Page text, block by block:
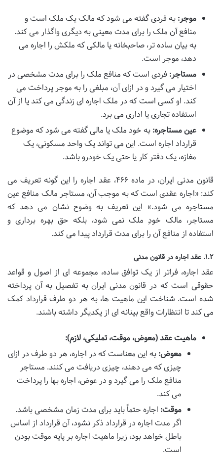
موجر: به فردی گفته می شود که مالک یک ملک است و
منافع آن ملک را برای مدت معینی به دیگری واگذار می کند.
به بیان ساده تر، صاحبخانه یا مالکی که ملکش را اجاره می
دهد، موجر است.
مستاجر: فردی است که منافع ملک را برای مدت مشخصی در
اختیار می گیرد و در ازای آن، مبلغی را به موجر پرداخت می
کند. او کسی است که در ملک اجاره ای زندگی می کند یا از آن
استفاده تجاری یا اداری می برد.
عین مستاجره: به خود ملک یا مالی گفته می شود که موضوع
قرارداد اجاره است. این می تواند یک واحد مسکونی، یک
مغازه، یک دفتر کار یا حتی یک خودرو باشد.
قانون مدنی ایران، در ماده ۴۶۶، عقد اجاره را این گونه تعریف می
کند: «اجاره عقدی است که به موجب آن، مستاجر مالک منافع عین
مستاجره می شود.» این تعریف به وضوح نشان می دهد که
مستاجر، مالک خودِ ملک نمی شود، بلکه حق بهره برداری و
استفاده از منافع آن را برای مدت قرارداد پیدا می کند.
۱.۲. عقد اجاره در قانون مدنی
عقد اجاره، فراتر از یک توافق ساده، مجموعه ای از اصول و قواعد
حقوقی است که در قانون مدنی ایران به تفصیل به آن پرداخته
شده است. شناخت این ماهیت ها، به هر دو طرف قرارداد کمک
می کند تا انتظارات واقع بینانه ای از یکدیگر داشته باشند.
ماهیت عقد (معوض، موقت، تملیکی، لازم):
معوض: به این معناست که در اجاره، هر دو طرف در ازای
چیزی که می دهند، چیزی دریافت می کنند. مستاجر
منافع ملک را می گیرد و در عوض، اجاره بها را پرداخت
می کند.
موقت: اجاره حتماً باید برای مدت زمان مشخصی باشد.
اگر مدت اجاره در قرارداد ذکر نشود، آن قرارداد از اساس
باطل خواهد بود، زیرا ماهیت اجاره بر پایه موقت بودن
است.